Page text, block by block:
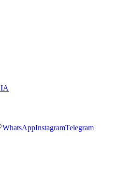
IA
WhatsAppInstagramTelegram